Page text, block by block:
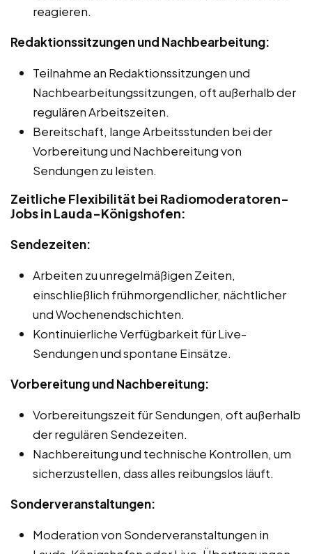
reagieren.
Redaktionssitzungen und Nachbearbeitung:
Teilnahme an Redaktionssitzungen und
Nachbearbeitungssitzungen, oft außerhalb der
regulären Arbeitszeiten.
Bereitschaft, lange Arbeitsstunden bei der
Vorbereitung und Nachbereitung von
Sendungen zu leisten.
Zeitliche Flexibilität bei Radiomoderatoren-
Jobs in Lauda-Königshofen:
Sendezeiten:
Arbeiten zu unregelmäßigen Zeiten,
einschließlich frühmorgendlicher, nächtlicher
und Wochenendschichten.
Kontinuierliche Verfügbarkeit für Live-
Sendungen und spontane Einsätze.
Vorbereitung und Nachbereitung:
Vorbereitungszeit für Sendungen, oft außerhalb
der regulären Sendezeiten.
Nachbereitung und technische Kontrollen, um
sicherzustellen, dass alles reibungslos läuft.
Sonderveranstaltungen:
Moderation von Sonderveranstaltungen in